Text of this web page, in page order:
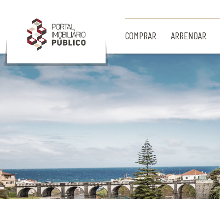
COMPRAR ARRENDAR